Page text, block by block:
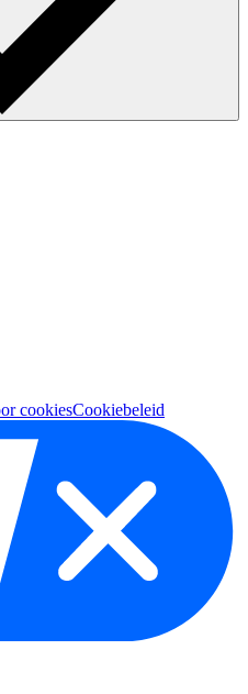
cookiesCookiebeleid